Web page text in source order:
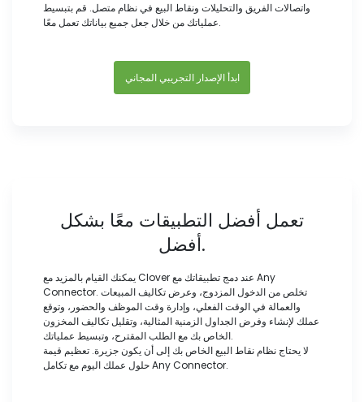
واتصالات الفريق والتحليلات ونقاط البيع في نظام متصل. قم بتبسيط
عملياتك من خلال جعل جميع بياناتك تعمل معًا.
ابدأ الإصدار التجريبي المجاني
تعمل أفضل التطبيقات معًا بشكل
أفضل.
يمكنك القيام بالمزيد مع Clover عند دمج تطبيقاتك مع Any
Connector. تخلص من الدخول المزدوج، وعرض تكاليف المبيعات
والعمالة في الوقت الفعلي، وإدارة وقت الموظف والحضور، وتوقع
عملك لإنشاء وفرض الجداول الزمنية المثالية، وتقليل تكاليف المخزون
الخاص بك مع الطلب المقترح، وتبسيط عملياتك.
لا يحتاج نظام نقاط البيع الخاص بك إلى أن يكون جزيرة. تعظيم قيمة
حلول عملك اليوم مع تكامل Any Connector.